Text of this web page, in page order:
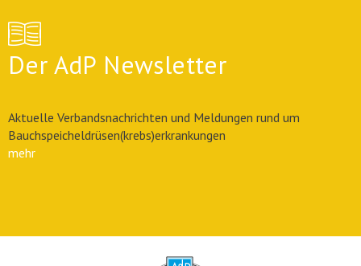
Der AdP Newsletter
Aktuelle Verbandsnachrichten und Meldungen rund um
Bauchspeicheldrüsen(krebs)erkrankungen
mehr